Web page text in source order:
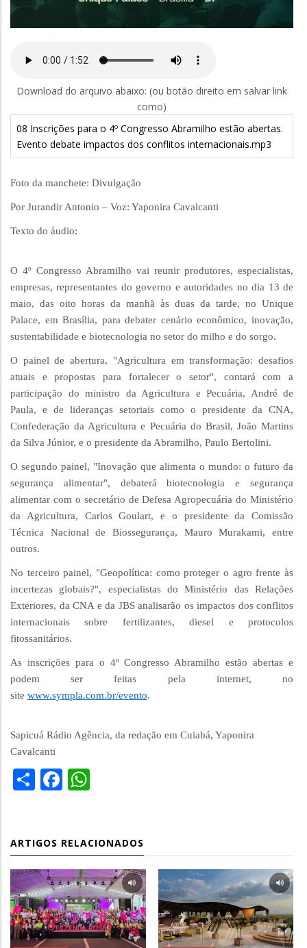
Download do arquivo abaixo: (ou botão direito em salvar link
como)
08 Inscrições para o 4º Congresso Abramilho estão abertas.
Evento debate impactos dos conflitos internacionais.mp3
Foto da manchete: Divulgação
Por Jurandir Antonio – Voz: Yaponira Cavalcanti
Texto do áudio:
O 4º Congresso Abramilho vai reunir produtores, especialistas,
empresas, representantes do governo e autoridades no dia 13 de
maio, das oito horas da manhã às duas da tarde, no Unique
Palace, em Brasília, para debater cenário econômico, inovação,
sustentabilidade e biotecnologia no setor do milho e do sorgo.
O painel de abertura, "Agricultura em transformação: desafios
atuais e propostas para fortalecer o setor", contará com a
participação do ministro da Agricultura e Pecuária, André de
Paula, e de lideranças setoriais como o presidente da CNA,
Confederação da Agricultura e Pecuária do Brasil, João Martins
da Silva Júnior, e o presidente da Abramilho, Paulo Bertolini.
O segundo painel, "Inovação que alimenta o mundo: o futuro da
segurança alimentar", debaterá biotecnologia e segurança
alimentar com o secretário de Defesa Agropecuária do Ministério
da Agricultura, Carlos Goulart, e o presidente da Comissão
Técnica Nacional de Biossegurança, Mauro Murakami, entre
outros.
No terceiro painel, "Geopolítica: como proteger o agro frente às
incertezas globais?", especialistas do Ministério das Relações
Exteriores, da CNA e da JBS analisarão os impactos dos conflitos
internacionais sobre fertilizantes, diesel e protocolos
fitossanitários.
As inscrições para o 4º Congresso Abramilho estão abertas e
podem ser feitas pela internet, no
site www.sympla.com.br/evento.
Sapicuá Rádio Agência, da redação em Cuiabá, Yaponira
Cavalcanti
ShareFacebook
ARTIGOS RELACIONADOS